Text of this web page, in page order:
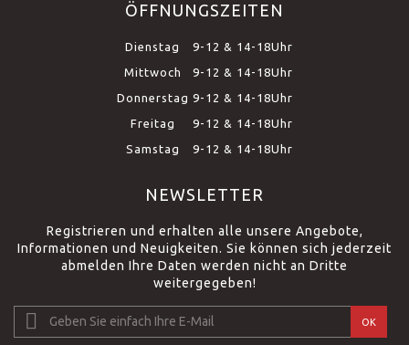
ÖFFNUNGSZEITEN
Dienstag
9-12 & 14-18Uhr
Mittwoch
9-12 & 14-18Uhr
Donnerstag 9-12 & 14-18Uhr
Freitag
9-12 & 14-18Uhr
Samstag
9-12 & 14-18Uhr
NEWSLETTER
Registrieren und erhalten alle unsere Angebote,
Informationen und Neuigkeiten. Sie können sich jederzeit
abmelden Ihre Daten werden nicht an Dritte
weitergegeben!
OK